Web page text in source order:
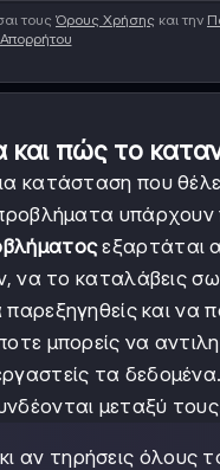
τους Όρους Χρήσης και την
Απορρήτου
και πώς το
κατάσταση που
εξαρτάται
να το καταλάβεις
και να
μπορείς να
τα
μεταξύ
αν τηρήσεις όλους